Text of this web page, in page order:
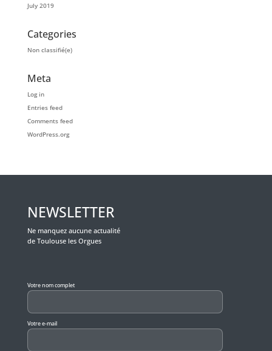
July 2019
Categories
Non classifié(e)
Meta
Log in
Entries feed
Comments feed
WordPress.org
NEWSLETTER
Ne manquez aucune actualité
de Toulouse les Orgues
Votre nom complet
Votre e-mail